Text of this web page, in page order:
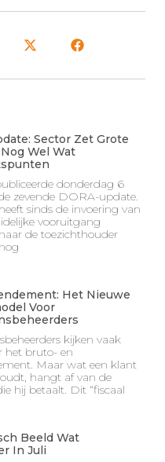
Sector Zet Grote
Wel Wat
donderdag 6
zevende DORA-update.
sinds de invoering van
vooruitgang
de toezichthouder
Het Nieuwe
Voor
kijken vaak
het bruto- en
Maar wat een klant
hangt af van de
hij betaalt. Dit “fiscaal
Beeld Wat
In Juli